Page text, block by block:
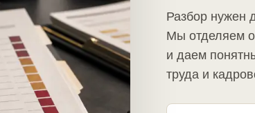
Разбор нужен
Мы отделяем
и даем
труда и